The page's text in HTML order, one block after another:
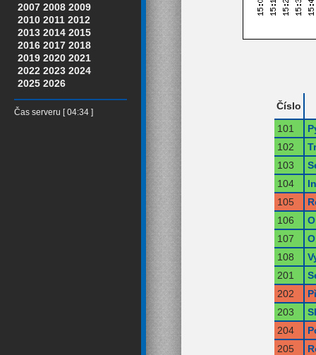
2007 2008 2009
2010 2011 2012
2013 2014 2015
2016 2017 2018
2019 2020 2021
2022 2023 2024
2025 2026
Čas serveru [ 04:34 ]
Číslo
101
102
103
104
105
106
107
108
201
202
203
204
205